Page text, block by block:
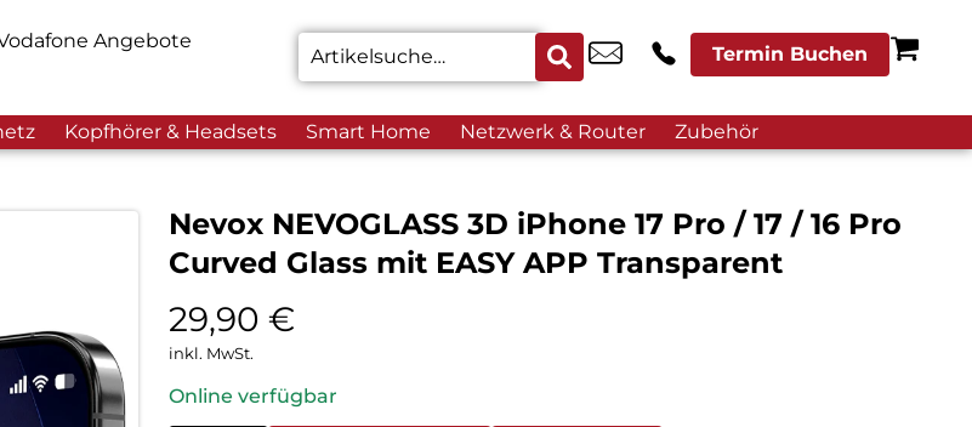
Angebote
Termin Buchen
Kopfhörer & Headsets Smart Home Netzwerk & Router Zubehör
Nevox NEVOGLASS 3D iPhone 17 Pro / 17 / 16 Pro
Curved Glass mit EASY APP Transparent
29,90 €
inkl. MwSt.
Online verfügbar